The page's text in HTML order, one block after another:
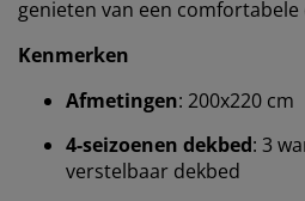
genieten van een
Kenmerken
Afmetingen: 200x220 cm
4-seizoenen dekbed: 3
verstelbaar dekbed